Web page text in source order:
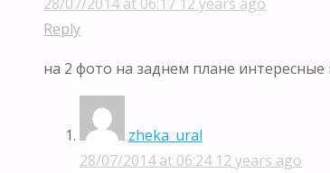
Reply
на 2 фото на заднем плане интересные
zheka_ural
28/07/2014 at 06:24 12 years ago